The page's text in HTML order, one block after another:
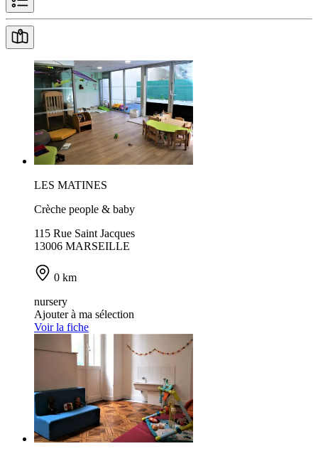
LES MATINES
Crèche people & baby
115 Rue Saint Jacques
13006 MARSEILLE
0 km
nursery
Ajouter à ma sélection
Voir la fiche